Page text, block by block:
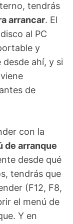
tendrás
arrancar. El
al PC
y
desde ahí, y si
antes de
con la
de arranque
desde qué
tendrás que
(F12, F8,
el menú de
Y en